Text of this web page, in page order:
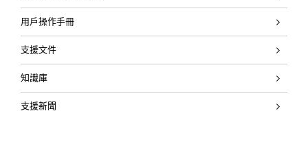
用戶操作手冊
支援文件
知識庫
支援新聞